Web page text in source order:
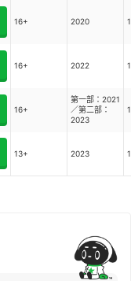
16+ 2020
16+ 2022
16+
第一部：2021
／第二部：
2023
13+ 2023